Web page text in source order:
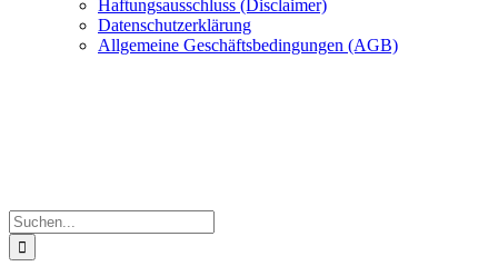
Haftungsausschluss (Disclaimer)
Datenschutzerklärung
Allgemeine Geschäftsbedingungen (AGB)
Suche
nach: